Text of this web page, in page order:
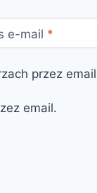
e-mail *
przez
email.